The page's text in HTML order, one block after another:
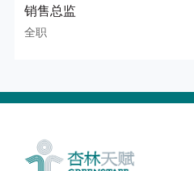
销售总监
全职